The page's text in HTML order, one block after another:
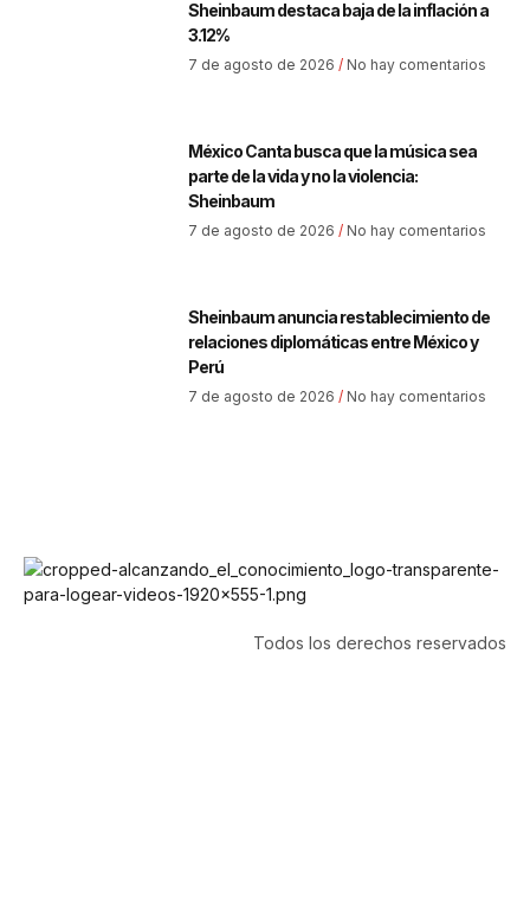
Sheinbaum destaca baja de la inflación a
3.12%
7 de agosto de 2026 No hay comentarios
México Canta busca que la música sea
parte de la vida y no la violencia:
Sheinbaum
7 de agosto de 2026 No hay comentarios
Sheinbaum anuncia restablecimiento de
relaciones diplomáticas entre México y
Perú
7 de agosto de 2026 No hay comentarios
Todos los derechos reservados